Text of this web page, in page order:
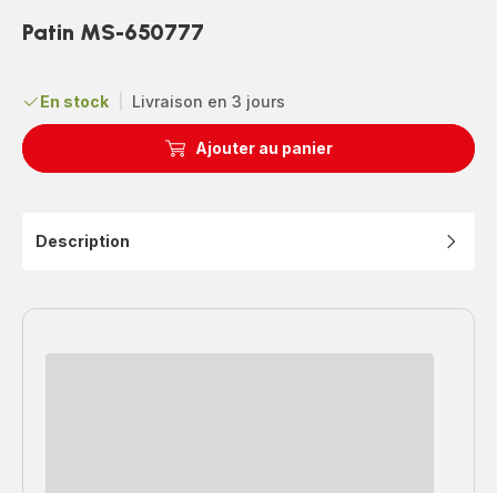
Patin MS-650777
En stock Livraison en 3 jours
Ajouter au panier
Description